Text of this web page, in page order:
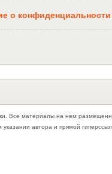
о конфиденциальности
Все материалы на нем
указании автора и прямой